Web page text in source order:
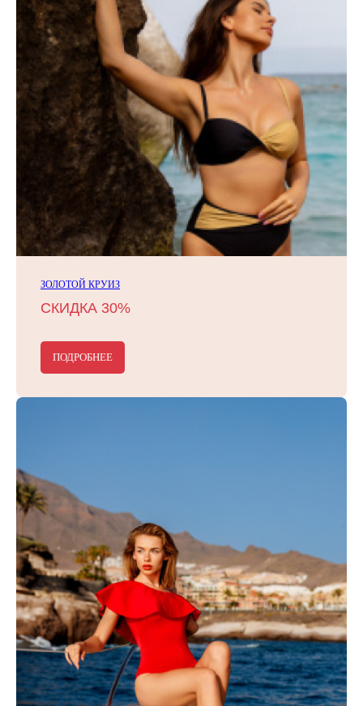
ЗОЛОТОЙ КРУИЗ
СКИДКА 30%
ПОДРОБНЕЕ